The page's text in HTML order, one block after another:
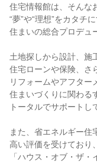
住宅情報館は、そんな
“夢”や“理想”をカタチに
住まいの総合プロデュ
土地探しから設計、施
住宅ローンや保険、さ
リフォームやアフター
住まいづくりに関わる
トータルでサポートし
また、省エネルギー住
高い評価を受けており、
「ハウス・オブ・ザ・